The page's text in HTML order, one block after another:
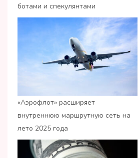
ботами и спекулянтами
«Аэрофлот» расширяет
внутреннюю маршрутную сеть на
лето 2025 года